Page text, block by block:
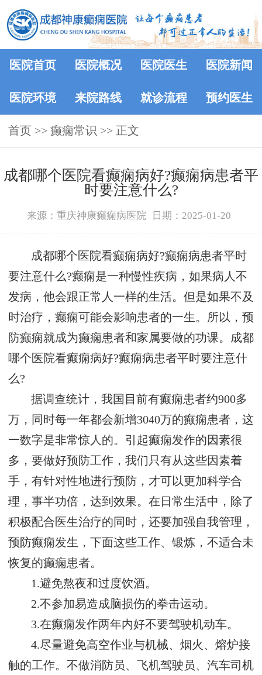
医院首页 医院概况 医院医生 医院新闻
医院环境 来院路线 就诊流程 预约医生
首页 >> 癫痫常识 >> 正文
成都哪个医院看癫痫病好?癫痫病患者平
时要注意什么?
来源：重庆神康癫痫病医院 日期：2025-01-20
成都哪个医院看癫痫病好?癫痫病患者平时
要注意什么?癫痫是一种慢性疾病，如果病人不
发病，他会跟正常人一样的生活。但是如果不及
时治疗，癫痫可能会影响患者的一生。所以，预
防癫痫就成为癫痫患者和家属要做的功课。成都
哪个医院看癫痫病好?癫痫病患者平时要注意什
么?
据调查统计，我国目前有癫痫患者约900多
万，同时每一年都会新增3040万的癫痫患者，这
一数字是非常惊人的。引起癫痫发作的因素很
多，要做好预防工作，我们只有从这些因素着
手，有针对性地进行预防，才可以更加科学合
理，事半功倍，达到效果。在日常生活中，除了
积极配合医生治疗的同时，还要加强自我管理，
预防癫痫发生，下面这些工作、锻炼，不适合未
恢复的癫痫患者。
1.避免熬夜和过度饮酒。
2.不参加易造成脑损伤的拳击运动。
3.在癫痫发作两年内好不要驾驶机动车。
4.尽量避免高空作业与机械、烟火、熔炉接
触的工作。不做消防员、飞机驾驶员、汽车司机